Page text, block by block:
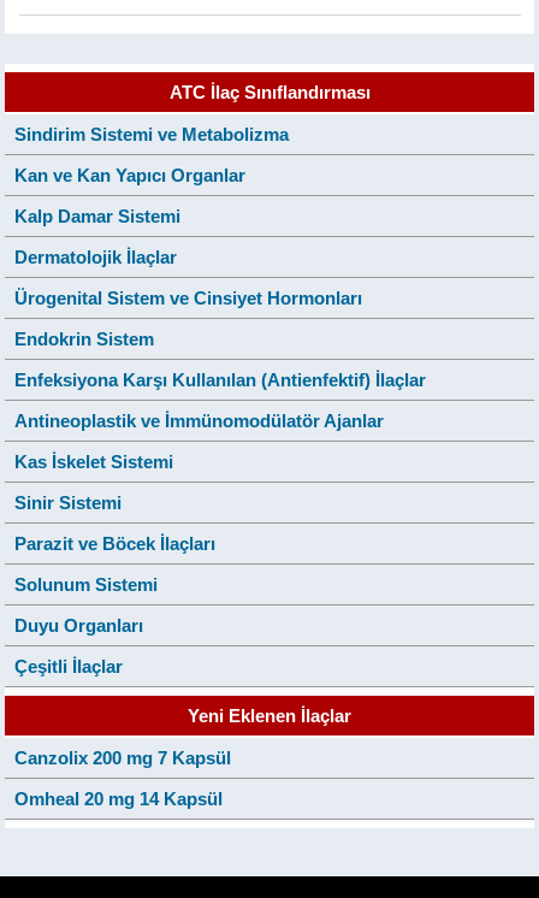
ATC İlaç Sınıflandırması
Sindirim Sistemi ve Metabolizma
Kan ve Kan Yapıcı Organlar
Kalp Damar Sistemi
Dermatolojik İlaçlar
Ürogenital Sistem ve Cinsiyet Hormonları
Endokrin Sistem
Enfeksiyona Karşı Kullanılan (Antienfektif) İlaçlar
Antineoplastik ve İmmünomodülatör Ajanlar
Kas İskelet Sistemi
Sinir Sistemi
Parazit ve Böcek İlaçları
Solunum Sistemi
Duyu Organları
Çeşitli İlaçlar
Yeni Eklenen İlaçlar
Canzolix 200 mg 7 Kapsül
Omheal 20 mg 14 Kapsül